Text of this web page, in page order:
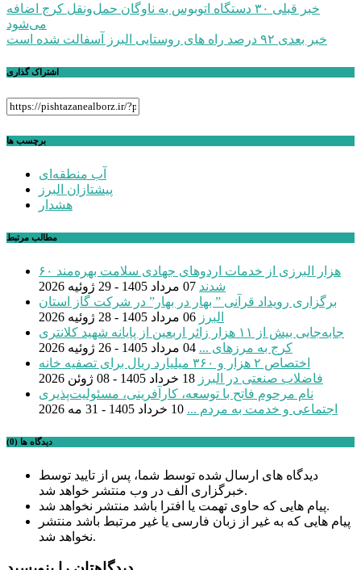
راهبری
نوشته
خبر قبلی
۳۰ دستگاه اتوبوس به ناوگان حمل‌ونقل کرج اضافه
می‌شود
خبر بعدی ۹۲ درصد راه های روستایی البرز آسفالت شده است
اشتراک گذاری
برچسب ها
آب منطقه‌ای
پیشتازان البرز
هشدار
مطالب مرتبط
۶۰ هزار البرزی از خدمات اردوهای جهادی سلامت بهره‌مند
شدند 07 مرداد 1405 - 29 ژوئیه 2026
برگزاری رویداد قرآنی ” بهار در بهار” در شرکت گاز استان
البرز 06 مرداد 1405 - 28 ژوئیه 2026
جابه‌جایی بیش از ۱۱ هزار زائر اربعین از پایانه شهید کلانتری
کرج به مرزهای ... 04 مرداد 1405 - 26 ژوئیه 2026
اختصاص ۲ هزار و ۳۶۰ میلیارد ریال برای تصفیه خانه
فاضلاب صنعتی در البرز 18 خرداد 1405 - 08 ژوئن 2026
نام مرحوم فاتح با توسعه، کارآفرینی، مسئولیت‌پذیری
اجتماعی و خدمت به مردم ... 10 خرداد 1405 - 31 مه 2026
دیدگاه ها (0)
دیدگاه های ارسال شده توسط شما، پس از تایید توسط
خبرگزاری الف در وب منتشر خواهد شد.
پیام هایی که حاوی تهمت یا افترا باشد منتشر نخواهد شد.
پیام هایی که به غیر از زبان فارسی یا غیر مرتبط باشد منتشر
نخواهد شد.